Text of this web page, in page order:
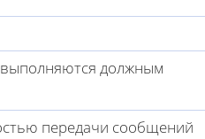
должным
передачи сообщений